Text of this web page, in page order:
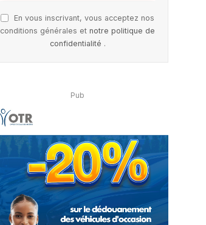
En vous inscrivant, vous acceptez nos
conditions générales et notre politique de
confidentialité .
Pub